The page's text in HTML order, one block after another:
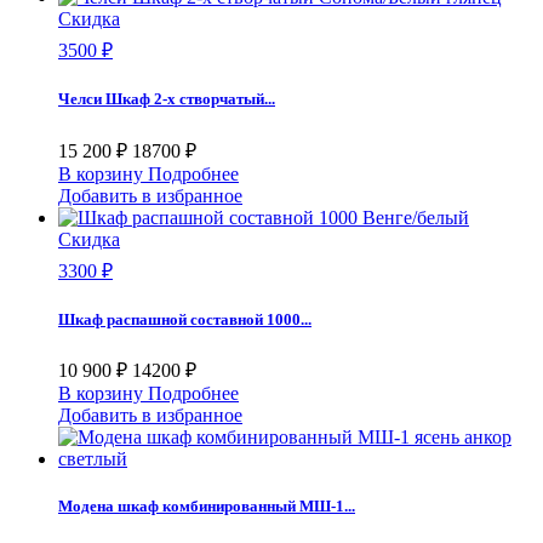
Скидка
3500 ₽
Челси Шкаф 2-х створчатый...
15 200 ₽ 18700 ₽
В корзину Подробнее
Добавить в избранное
Скидка
3300 ₽
Шкаф распашной составной 1000...
10 900 ₽ 14200 ₽
В корзину Подробнее
Добавить в избранное
Модена шкаф комбинированный МШ-1...